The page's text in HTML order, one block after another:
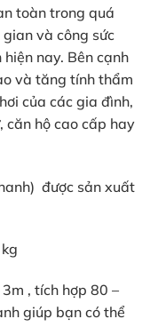
toàn trong quá
và công sức
nay. Bên cạnh
và tăng tính thẩm
của các gia đình,
căn hộ cao cấp hay
được sản xuất
, tích hợp 80 –
giúp bạn có thể